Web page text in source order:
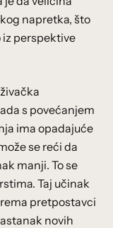
napretka, što
iz perspektive
s povećanjem
ima opadajuće
se reći da
manji. To se
Taj učinak
pretpostavci
novih